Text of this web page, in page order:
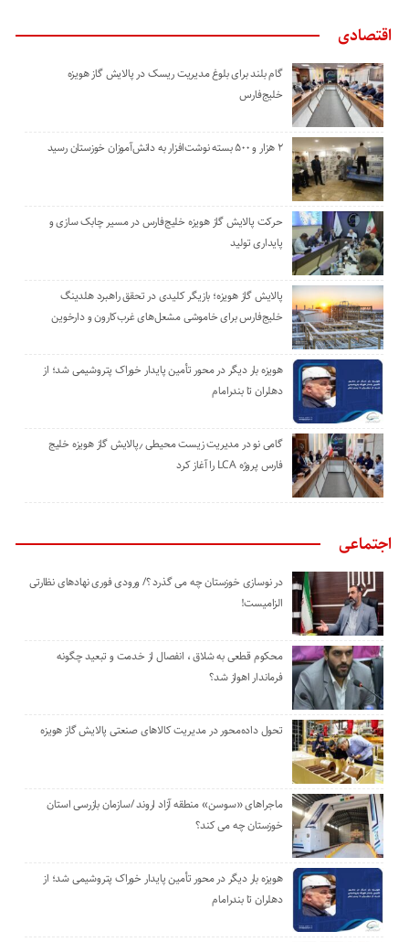
اقتصادی
گام بلند برای بلوغ مدیریت ریسک در پالایش گاز هویزه
خلیج‌فارس
۲ هزار و ۵۰۰ بسته نوشت‌افزار به دانش‌آموزان خوزستان رسید
حرکت پالایش گاز هویزه خلیج‌فارس در مسیر چابک سازی و
پایداری تولید
پالایش گاز هویزه؛ بازیگر کلیدی در تحقق راهبرد هلدینگ
خلیج‌فارس برای خاموشی مشعل‌های غرب‌کارون و دارخوین
هویزه بار دیگر در محور تأمین پایدار خوراک پتروشیمی شد؛ از
دهلران تا بندرامام
گامی نو در مدیریت زیست ‌محیطی ٫پالایش گاز هویزه خلیج
‌فارس پروژه LCA را آغاز کرد
اجتماعی
در نوسازی خوزستان چه می گذرد ؟/ ورودی فوری نهادهای نظارتی
الزامیست!
محکوم قطعی به شلاق ، انفصال از خدمت و تبعید چگونه
فرماندار اهواز شد؟
تحول داده‌محور در مدیریت کالاهای صنعتی پالایش گاز هویزه
ماجراهای «سوسن» منطقه آزاد اروند /سازمان بازرسی استان
خوزستان چه می کند؟
هویزه بار دیگر در محور تأمین پایدار خوراک پتروشیمی شد؛ از
دهلران تا بندرامام